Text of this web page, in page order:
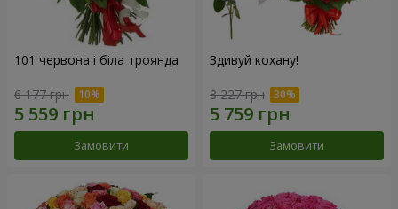
101 червона і біла троянда
6 177 грн
Замовити
Здивуй кохану!
8 227 грн
Замовити